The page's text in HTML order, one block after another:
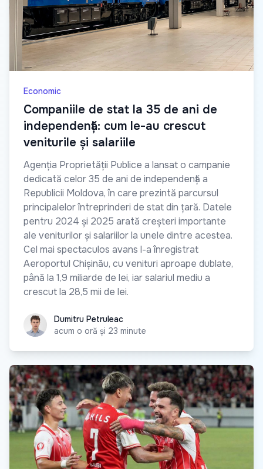
Economic
Companiile de stat la 35 de ani de
independență: cum le-au crescut
veniturile și salariile
Agenția Proprietății Publice a lansat o campanie
dedicată celor 35 de ani de independență a
Republicii Moldova, în care prezintă parcursul
principalelor întreprinderi de stat din țară. Datele
pentru 2024 și 2025 arată creșteri importante
ale veniturilor și salariilor la unele dintre acestea.
Cel mai spectaculos avans l-a înregistrat
Aeroportul Chișinău, cu venituri aproape dublate,
până la 1,9 miliarde de lei, iar salariul mediu a
crescut la 28,5 mii de lei.
Dumitru Petruleac
Dumitru Petruleac
acum o oră și 23 minute